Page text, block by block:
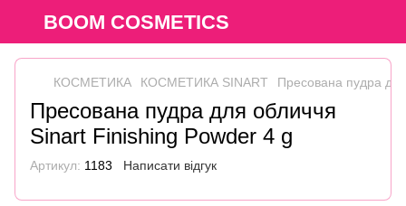
BOOM COSMETICS
КОСМЕТИКА КОСМЕТИКА SINART Пресована пудра
Пресована пудра для обличчя
Sinart Finishing Powder 4 g
Артикул: 1183 Написати відгук